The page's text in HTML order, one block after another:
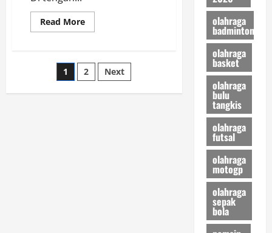
Read MoreRead
more
Cosmo
JNE
Jakarta,
Posts
pagination
1 2 Next
olahraga
badminton
olahraga
basket
olahraga
bulu
tangkis
olahraga
futsal
olahraga
motogp
olahraga
sepak
bola